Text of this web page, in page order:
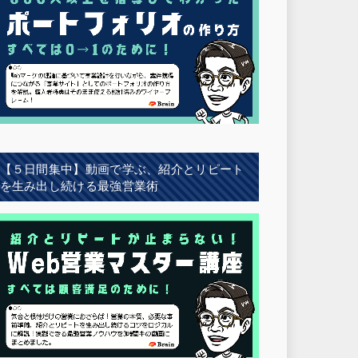
【５日間集中】動画で学ぶ、紹介とリピート
を生み出し続ける最強営業術